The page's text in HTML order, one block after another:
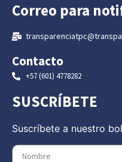
Correo para
Contacto
+57 (601) 4778282
SUSCRÍBETE
Suscríbete a nuestro